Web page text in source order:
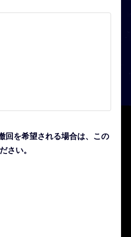
回を希望される場合は、この
さい。